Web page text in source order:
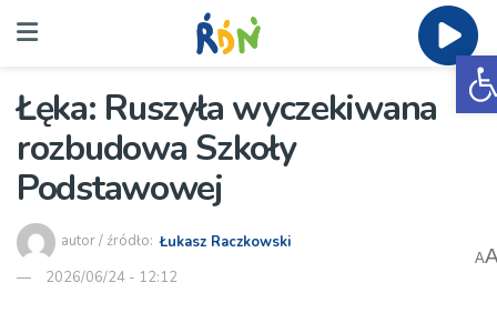
Łęka: Ruszyła wyczekiwana
rozbudowa Szkoły
Podstawowej
autor / źródło: Łukasz Raczkowski
2026/06/24 - 12:12
A